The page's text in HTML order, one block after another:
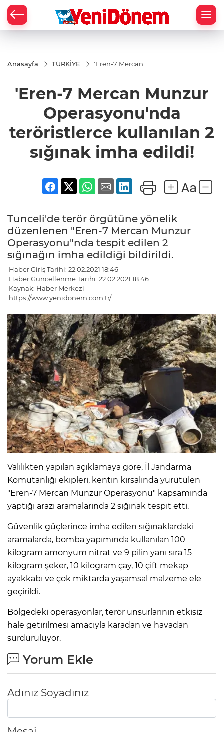
Anasayfa TÜRKİYE
'Eren-7 Mercan
kullanılan 2
edildi!
'Eren-7 Mercan Munzur
Operasyonu'nda
teröristlerce kullanılan 2
sığınak imha edildi!
Tunceli'de terör örgütüne yönelik
düzenlenen "Eren-7 Mercan Munzur
Operasyonu"nda tespit edilen 2
sığınağın imha edildiği bildirildi.
Haber Giriş Tarihi: 22.02.2021 18:46
Haber Güncellenme Tarihi: 22.02.2021 18:46
Kaynak: Haber Merkezi
https://www.yenidonem.com.tr/
Valilikten yapılan açıklamaya göre, İl Jandarma
Komutanlığı ekipleri, kentin kırsalında yürütülen
"Eren-7 Mercan Munzur Operasyonu" kapsamında
yaptığı arazi aramalarında 2 sığınak tespit etti.
Güvenlik güçlerince imha edilen sığınaklardaki
aramalarda, bomba yapımında kullanılan 100
kilogram amonyum nitrat ve 9 pilin yanı sıra 15
kilogram şeker, 10 kilogram çay, 10 çift mekap
ayakkabı ve çok miktarda yaşamsal malzeme ele
geçirildi.
Bölgedeki operasyonlar, terör unsurlarının etkisiz
hale getirilmesi amacıyla karadan ve havadan
sürdürülüyor.
Yorum Ekle
Adınız Soyadınız